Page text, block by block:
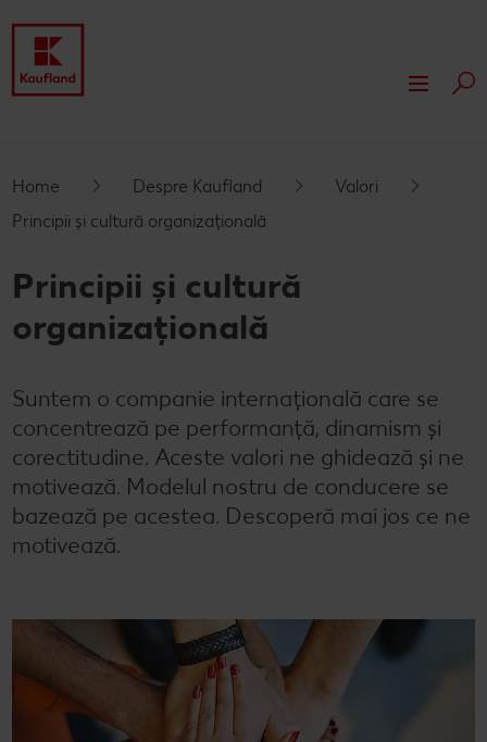
Valori
Istoric
Rapoarte financiare
Branduri proprii Kaufland
Responsabilitate
Presă
Dezvoltare
Servicii
Publicitate
Home Despre Kaufland
Valori
Principii și cultură organizațională
Principii și cultură
organizațională
Suntem o companie internațională care se
concentrează pe performanță, dinamism și
corectitudine. Aceste valori ne ghidează și ne
motivează. Modelul nostru de conducere se
bazează pe acestea. Descoperă mai jos ce ne
motivează.